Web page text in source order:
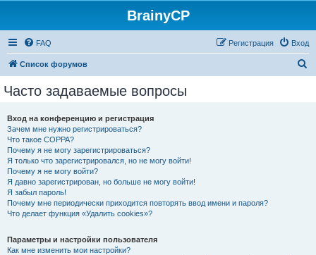
BrainyCP
FAQ Вход
Регистрация
Список форумов
Часто задаваемые вопросы
Вход на конференцию и регистрация
Зачем мне нужно регистрироваться?
Что такое COPPA?
Почему я не могу зарегистрироваться?
Я только что зарегистрировался, но не могу войти!
Почему я не могу войти?
Я давно зарегистрирован, но больше не могу войти!
Я забыл пароль!
Почему мне периодически приходится повторять ввод имени и пароля?
Что делает функция «Удалить cookies»?
Параметры и настройки пользователя
Как мне изменить мои настройки?